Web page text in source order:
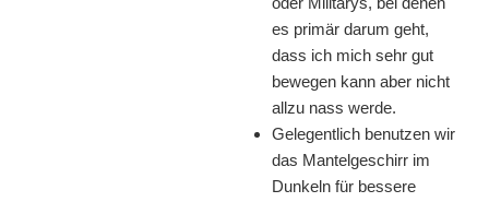
es primär darum geht,
dass ich mich sehr gut
bewegen kann aber nicht
allzu nass werde.
Gelegentlich benutzen wir
das Mantelgeschirr im
Dunkeln für bessere